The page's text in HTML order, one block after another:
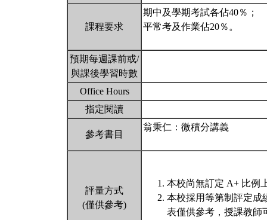
課程要求
期中及學期考試各佔40％；
平常考及作業佔20％。
預期每週課前或/
與課後學習時數
Office Hours
指定閱讀
參考書目
翁秉仁：微積分講義
評量方式
(僅供參考)
本校尚無訂定 A+ 比例
本校採用等第制評定成
表僅供參考，授課教師